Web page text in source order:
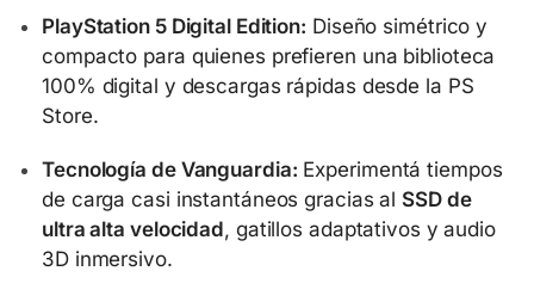
PlayStation 5 Digital Edition: Diseño simétrico y
compacto para quienes prefieren una biblioteca
100% digital y descargas rápidas desde la PS
Store.
Tecnología de Vanguardia: Experimentá tiempos
de carga casi instantáneos gracias al SSD de
ultra alta velocidad, gatillos adaptativos y audio
3D inmersivo.